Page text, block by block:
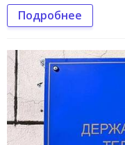
Подробнее